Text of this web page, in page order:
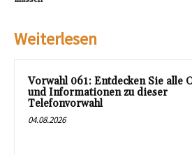
Weiterlesen
Vorwahl 061: Entdecken Sie alle
und Informationen zu dieser
Telefonvorwahl
04.08.2026